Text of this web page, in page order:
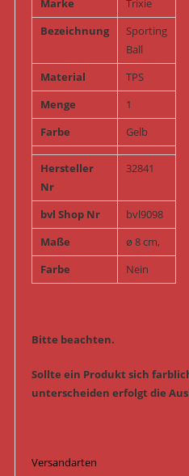
Bezeichnung
Sporting
Ball
Material
TPS
Menge
1
Farbe
Gelb
Hersteller
Nr
32841
bvl Shop Nr
bvl9098
Maße
ø 8 cm,
Farbe
Nein
Bitte beachten.
Sollte ein Produkt sich
unterscheiden erfolgt die
Versandarten